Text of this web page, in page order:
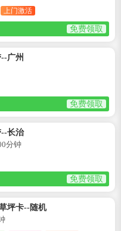
上门激活
免费领取
广州
免费领取
长治
分钟
免费领取
坪卡--随机